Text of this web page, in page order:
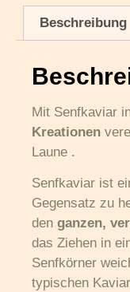
Beschreibung
Mit Senfkaviar
Kreationen
Laune .
Senfkaviar ist
Gegensatz zu
den ganzen,
das Ziehen in
Senfkörner
typischen